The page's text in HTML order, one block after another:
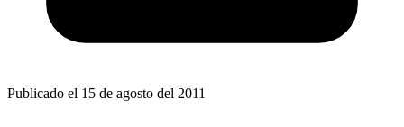
Publicado el 15 de agosto del 2011